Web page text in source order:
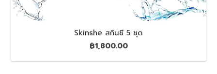
Skinshe สกินชี 5 ชุด
฿1,800.00